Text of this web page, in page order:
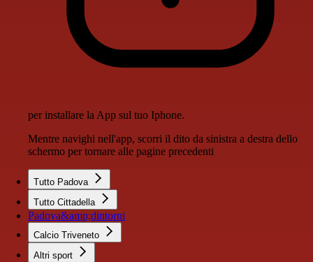
per installare la App sul tuo Iphone.
Mentre navighi nell'app, scorri il dito da sinistra a destra dello
schermo per tornare alle pagine precedenti
Tutto Padova
Tutto Cittadella
Padova&amp;dintorni
Calcio Triveneto
Altri sport